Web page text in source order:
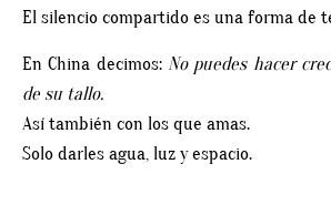
El silencio compartido es una forma de
En China decimos: No puedes hacer
de su tallo.
Así también con los que amas.
Solo darles agua, luz y espacio.